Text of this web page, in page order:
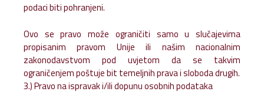
podaci biti pohranjeni.
Ovo se pravo može ograničiti samo u slučajevima
propisanim pravom Unije ili našim nacionalnim
zakonodavstvom pod uvjetom da se takvim
ograničenjem poštuje bit temeljnih prava i sloboda drugih.
3.) Pravo na ispravak i/ili dopunu osobnih podataka